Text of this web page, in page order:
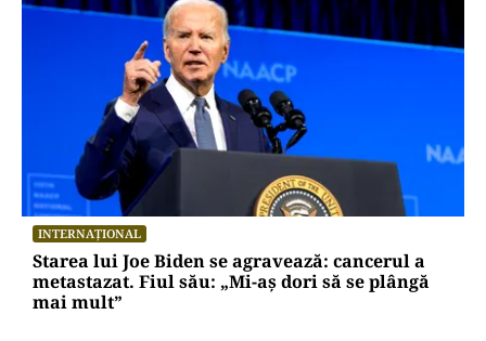
INTERNAȚIONAL
Starea lui Joe Biden se agravează: cancerul a
metastazat. Fiul său: „Mi-aș dori să se plângă
mai mult”